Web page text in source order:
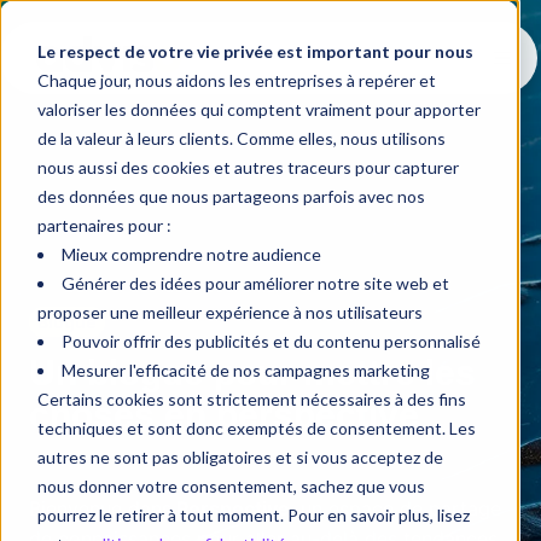
Le respect de votre vie privée est important pour nous
Chaque jour, nous aidons les entreprises à repérer et
valoriser les données qui comptent vraiment pour apporter
de la valeur à leurs clients. Comme elles, nous utilisons
nous aussi des cookies et autres traceurs pour capturer
des données que nous partageons parfois avec nos
partenaires pour :
Mieux comprendre notre audience
Générer des idées pour améliorer notre site web et
proposer une meilleur expérience à nos utilisateurs
Pouvoir offrir des publicités et du contenu personnalisé
Mesurer l'efficacité de nos campagnes marketing
Certains cookies sont strictement nécessaires à des fins
techniques et sont donc exemptés de consentement. Les
autres ne sont pas obligatoires et si vous acceptez de
nous donner votre consentement, sachez que vous
pourrez le retirer à tout moment. Pour en savoir plus, lisez
Blogue
Un blogue pour mettre les
choses en perspective
Bienvenue dansPerspective, un espace de partage